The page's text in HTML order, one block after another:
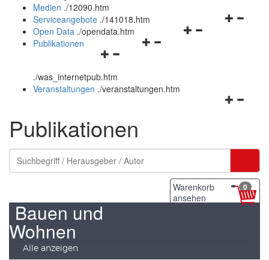
schließen
Medien ./12090.htm
Navigationsmenü
Serviceangebote ./141018.htm
Navigationsmenü
Open Data ./opendata.htm
Navigationsmenü
und
schließen
Publikationen
./was_internetpub.htm
Veranstaltungen ./veranstaltungen.htm
Publikationen
Warenkorb
ansehen
0
Bauen und
Wohnen
Alle anzeigen